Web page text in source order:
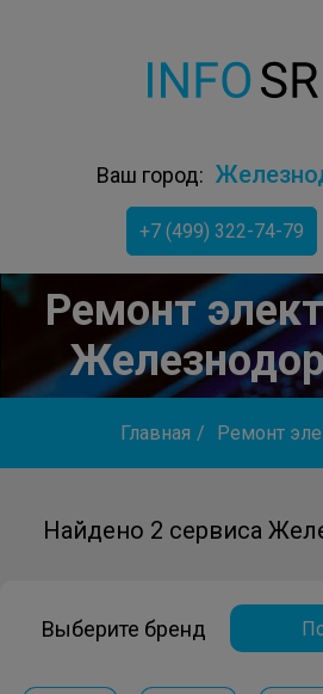
Ваш город:
+7 (499) 322-74-79
Ремонт
Главная / Ремонт
Найдено 2 сервиса
Выберите бренд